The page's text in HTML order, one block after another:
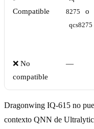
Compatible
8275
o
qcs8275
❌ No
compatible
—
Dragonwing IQ-615 no
contexto QNN de